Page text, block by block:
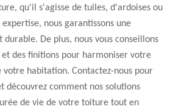
qu'il s'agisse de tuiles, d'ardoises ou
nous garantissons une
De plus, nous vous conseillons
des finitions pour harmoniser votre
habitation. Contactez-nous pour
découvrez comment nos solutions
de vie de votre toiture tout en